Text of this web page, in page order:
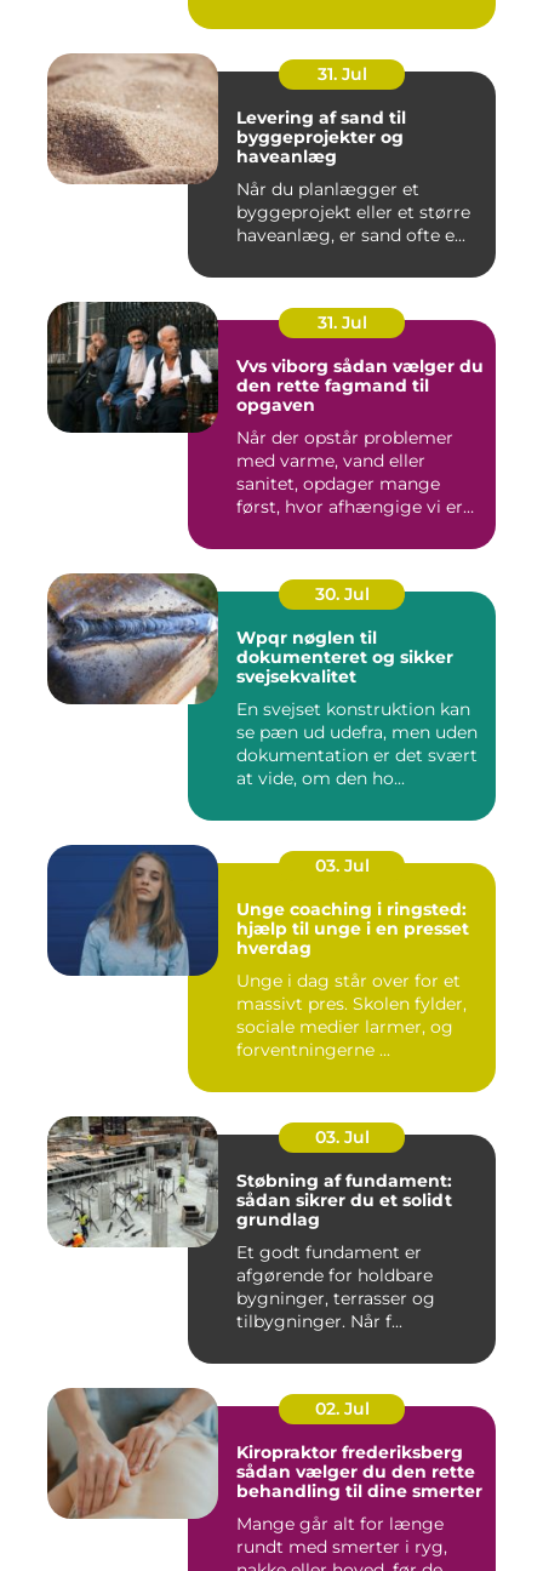
31. Jul
Levering af sand til
byggeprojekter og
haveanlæg
Når du planlægger et
byggeprojekt eller et større
haveanlæg, er sand ofte e...
31. Jul
Vvs viborg sådan vælger du
den rette fagmand til
opgaven
Når der opstår problemer
med varme, vand eller
sanitet, opdager mange
først, hvor afhængige vi er
30. Jul
Wpqr nøglen til
dokumenteret og sikker
svejsekvalitet
En svejset konstruktion kan
se pæn ud udefra, men uden
dokumentation er det svært
at vide, om den ho...
03. Jul
Unge coaching i ringsted:
hjælp til unge i en presset
hverdag
Unge i dag står over for et
massivt pres. Skolen fylder,
sociale medier larmer, og
forventningerne ...
03. Jul
Støbning af fundament:
sådan sikrer du et solidt
grundlag
Et godt fundament er
afgørende for holdbare
bygninger, terrasser og
tilbygninger. Når f...
02. Jul
Kiropraktor frederiksberg
sådan vælger du den rette
behandling til dine smerter
Mange går alt for længe
rundt med smerter i ryg,